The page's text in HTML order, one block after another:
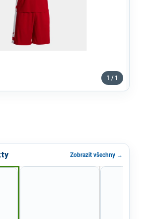
1 / 1
Zobrazit všechny →